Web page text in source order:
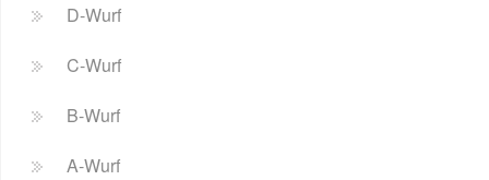
D-Wurf
C-Wurf
B-Wurf
A-Wurf